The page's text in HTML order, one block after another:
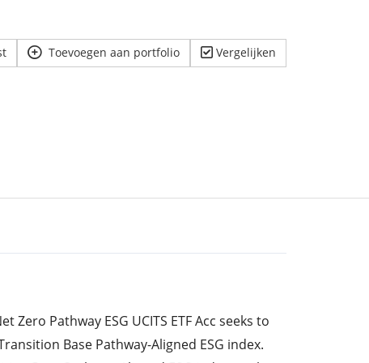
Toevoegen aan portfolio Vergelijken
Zero Pathway ESG UCITS ETF Acc seeks to
Base Pathway-Aligned ESG index.